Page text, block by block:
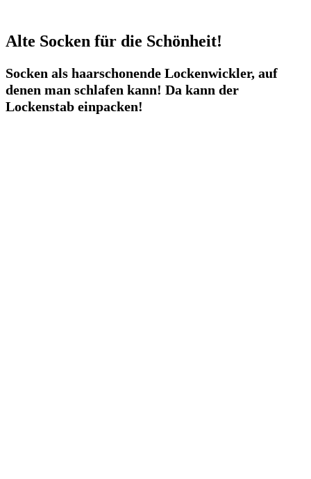
Alte Socken für die Schönheit!
Socken als haarschonende Lockenwickler, auf
denen man schlafen kann! Da kann der
Lockenstab einpacken!